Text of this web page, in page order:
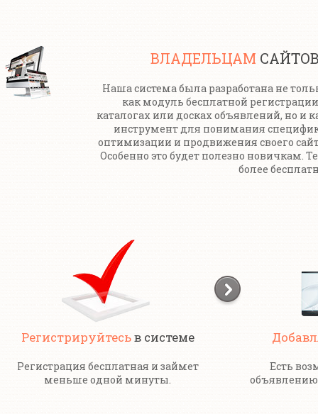
ВЛАДЕЛЬЦАМ
Наша система была разработана не
как модуль бесплатной
каталогах или досках объявлений, но и
инструмент для понимания
оптимизации и продвижения своего
Особенно это будет полезно новичкам.
более
Регистрируйтесьв системе
Регистрация бесплатная и займет
меньше одной минуты.
Есть